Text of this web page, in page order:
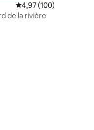
: 4,97 sur 5
Évaluation moyenne
4,97 (100)
de la rivière